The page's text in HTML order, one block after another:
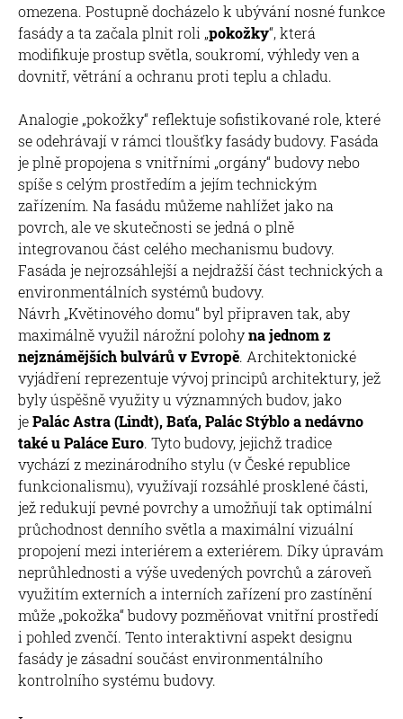
omezena. Postupně docházelo k ubývání nosné funkce
fasády a ta začala plnit roli „pokožky“, která
modifikuje prostup světla, soukromí, výhledy ven a
dovnitř, větrání a ochranu proti teplu a chladu.
Analogie „pokožky“ reflektuje sofistikované role, které
se odehrávají v rámci tloušťky fasády budovy. Fasáda
je plně propojena s vnitřními „orgány“ budovy nebo
spíše s celým prostředím a jejím technickým
zařízením. Na fasádu můžeme nahlížet jako na
povrch, ale ve skutečnosti se jedná o plně
integrovanou část celého mechanismu budovy.
Fasáda je nejrozsáhlejší a nejdražší část technických a
environmentálních systémů budovy.
Návrh „Květinového domu“ byl připraven tak, aby
maximálně využil nárožní polohyna jednom z
nejznámějších bulvárů v Evropě. Architektonické
vyjádření reprezentuje vývoj principů architektury, jež
byly úspěšně využity u významných budov, jako
jePalác Astra (Lindt), Baťa, Palác Stýblo a nedávno
také u Paláce Euro. Tyto budovy, jejichž tradice
vychází z mezinárodního stylu (v České republice
funkcionalismu), využívají rozsáhlé prosklené části,
jež redukují pevné povrchy a umožňují tak optimální
průchodnost denního světla a maximální vizuální
propojení mezi interiérem a exteriérem. Díky úpravám
neprůhlednosti a výše uvedených povrchů a zároveň
využitím externích a interních zařízení pro zastínění
může „pokožka“ budovy pozměňovat vnitřní prostředí
i pohled zvenčí. Tento interaktivní aspekt designu
fasády je zásadní součást environmentálního
kontrolního systému budovy.